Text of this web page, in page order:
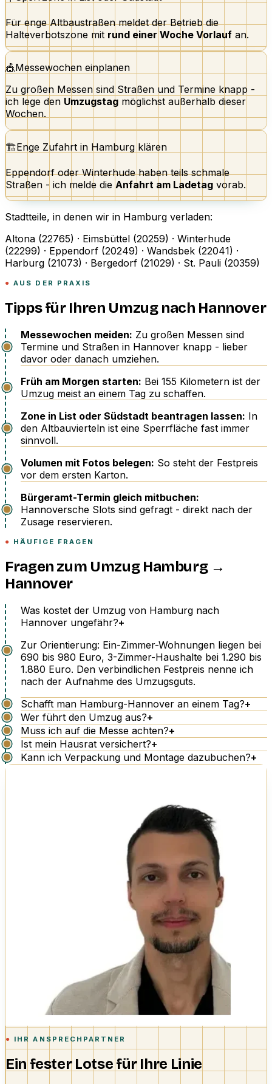
Für enge Altbaustraßen meldet der Betrieb die
Halteverbotszone mit rund einer Woche Vorlauf an.
🎪Messewochen einplanen
Zu großen Messen sind Straßen und Termine knapp -
ich lege den Umzugstag möglichst außerhalb dieser
Wochen.
🏗️Enge Zufahrt in Hamburg klären
Eppendorf oder Winterhude haben teils schmale
Straßen - ich melde die Anfahrt am Ladetag vorab.
Stadtteile, in denen wir in Hamburg verladen:
Altona (22765) · Eimsbüttel (20259) · Winterhude
(22299) · Eppendorf (20249) · Wandsbek (22041) ·
Harburg (21073) · Bergedorf (21029) · St. Pauli (20359)
AUS DER PRAXIS
Tipps für Ihren Umzug nach Hannover
Messewochen meiden: Zu großen Messen sind
Termine und Straßen in Hannover knapp - lieber
davor oder danach umziehen.
Früh am Morgen starten: Bei 155 Kilometern ist der
Umzug meist an einem Tag zu schaffen.
Zone in List oder Südstadt beantragen lassen: In
den Altbauvierteln ist eine Sperrfläche fast immer
sinnvoll.
Volumen mit Fotos belegen: So steht der Festpreis
vor dem ersten Karton.
Bürgeramt-Termin gleich mitbuchen:
Hannoversche Slots sind gefragt - direkt nach der
Zusage reservieren.
HÄUFIGE FRAGEN
Fragen zum Umzug Hamburg →
Hannover
Was kostet der Umzug von Hamburg nach
Hannover ungefähr?+
Zur Orientierung: Ein-Zimmer-Wohnungen liegen bei
690 bis 980 Euro, 3-Zimmer-Haushalte bei 1.290 bis
1.880 Euro. Den verbindlichen Festpreis nenne ich
nach der Aufnahme des Umzugsguts.
Schafft man Hamburg-Hannover an einem Tag?+
Wer führt den Umzug aus?+
Muss ich auf die Messe achten?+
Ist mein Hausrat versichert?+
Kann ich Verpackung und Montage dazubuchen?+
IHR ANSPRECHPARTNER
Ein fester Lotse für Ihre Linie